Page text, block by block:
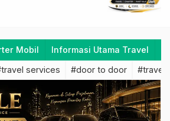
Mobil Informasi Utama Travel
services #door to door #travel